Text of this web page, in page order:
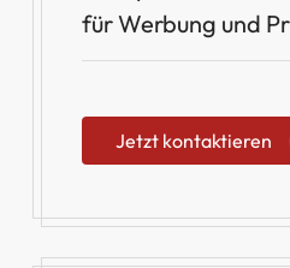
für Werbung und
Jetzt kontaktieren